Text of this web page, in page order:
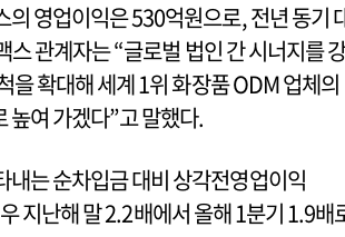
의 영업이익은 530억원으로, 전년 동기
스 관계자는 “글로벌 법인 간 시너지를 강
을 확대해 세계 1위 화장품 ODM 업체의
높여 가겠다”고 말했다.
내는 순차입금 대비 상각전영업이익
지난해 말 2.2배에서 올해 1분기 1.9배